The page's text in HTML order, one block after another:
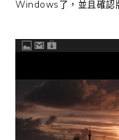
Windows了，並且確認